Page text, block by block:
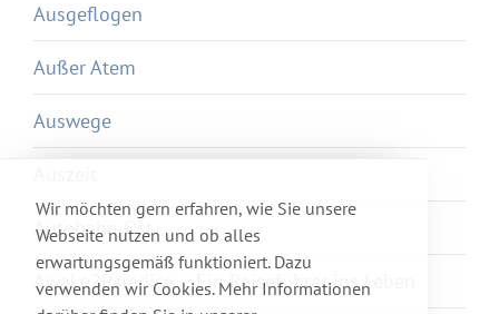
Wir möchten gern erfahren, wie Sie unsere
Webseite nutzen und ob alles
erwartungsgemäß funktioniert. Dazu
verwenden wir Cookies. Mehr Informationen
Ausgeflogen
Außer Atem
Auswege
Autobahn Ost
Awake2Paradise – Ein Reiseführer ins Leben